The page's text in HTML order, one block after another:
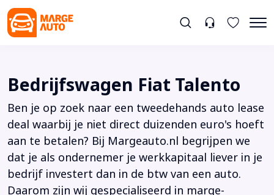
Bedrijfswagen Fiat Talento
Ben je op zoek naar een tweedehands auto lease
deal waarbij je niet direct duizenden euro's hoeft
aan te betalen? Bij Margeauto.nl begrijpen we
dat je als ondernemer je werkkapitaal liever in je
bedrijf investert dan in de btw van een auto.
Daarom zijn wij gespecialiseerd in marge-